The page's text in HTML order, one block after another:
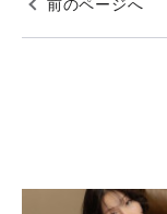
前のページへ